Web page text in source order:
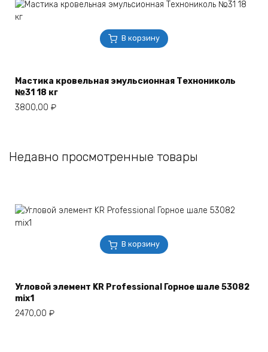
В корзину
Мастика кровельная эмульсионная Технониколь
№31 18 кг
3800,00 ₽
Недавно просмотренные товары
В корзину
Угловой элемент KR Professional Горное шале 53082
mix1
2470,00 ₽